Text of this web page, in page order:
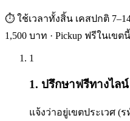
⏱ ใช้เวลาทั้งสิ้น เคสปกติ
1,500 บาท · Pickup ฟรีในเขตนี้
1
1. ปรึกษาฟรีทางไลน์
แจ้งว่าอยู่เขตประเวศ (